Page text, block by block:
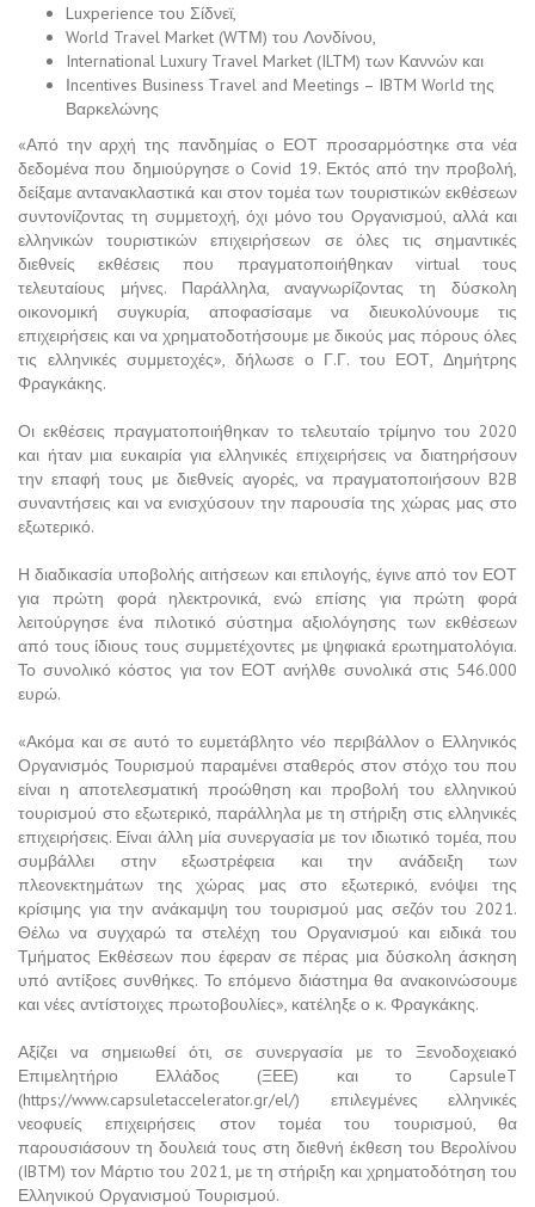
Luxperience του Σίδνεϊ,
World Travel Market (WΤΜ) του Λονδίνου,
International Luxury Travel Market (ILTM) των Καννών και
Ιncentives Βusiness Τravel and Μeetings – IBTM World της
Βαρκελώνης
«Από την αρχή της πανδημίας ο ΕΟΤ προσαρμόστηκε στα νέα
δεδομένα που δημιούργησε ο Covid 19. Εκτός από την προβολή,
δείξαμε αντανακλαστικά και στον τομέα των τουριστικών εκθέσεων
συντονίζοντας τη συμμετοχή, όχι μόνο του Οργανισμού, αλλά και
ελληνικών τουριστικών επιχειρήσεων σε όλες τις σημαντικές
διεθνείς εκθέσεις που πραγματοποιήθηκαν virtual τους
τελευταίους μήνες. Παράλληλα, αναγνωρίζοντας τη δύσκολη
οικονομική συγκυρία, αποφασίσαμε να διευκολύνουμε τις
επιχειρήσεις και να χρηματοδοτήσουμε με δικούς μας πόρους όλες
τις ελληνικές συμμετοχές», δήλωσε ο Γ.Γ. του ΕΟΤ, Δημήτρης
Φραγκάκης.
Οι εκθέσεις πραγματοποιήθηκαν το τελευταίο τρίμηνο του 2020
και ήταν μια ευκαιρία για ελληνικές επιχειρήσεις να διατηρήσουν
την επαφή τους με διεθνείς αγορές, να πραγματοποιήσουν B2B
συναντήσεις και να ενισχύσουν την παρουσία της χώρας μας στο
εξωτερικό.
Η διαδικασία υποβολής αιτήσεων και επιλογής, έγινε από τον ΕΟΤ
για πρώτη φορά ηλεκτρονικά, ενώ επίσης για πρώτη φορά
λειτούργησε ένα πιλοτικό σύστημα αξιολόγησης των εκθέσεων
από τους ίδιους τους συμμετέχοντες με ψηφιακά ερωτηματολόγια.
Το συνολικό κόστος για τον ΕΟΤ ανήλθε συνολικά στις 546.000
ευρώ.
«Ακόμα και σε αυτό το ευμετάβλητο νέο περιβάλλον ο Ελληνικός
Οργανισμός Τουρισμού παραμένει σταθερός στον στόχο του που
είναι η αποτελεσματική προώθηση και προβολή του ελληνικού
τουρισμού στο εξωτερικό, παράλληλα με τη στήριξη στις ελληνικές
επιχειρήσεις. Είναι άλλη μία συνεργασία με τον ιδιωτικό τομέα, που
συμβάλλει στην εξωστρέφεια και την ανάδειξη των
πλεονεκτημάτων της χώρας μας στο εξωτερικό, ενόψει της
κρίσιμης για την ανάκαμψη του τουρισμού μας σεζόν του 2021.
Θέλω να συγχαρώ τα στελέχη του Οργανισμού και ειδικά του
Τμήματος Εκθέσεων που έφεραν σε πέρας μια δύσκολη άσκηση
υπό αντίξοες συνθήκες. Το επόμενο διάστημα θα ανακοινώσουμε
και νέες αντίστοιχες πρωτοβουλίες», κατέληξε ο κ. Φραγκάκης.
Αξίζει να σημειωθεί ότι, σε συνεργασία με το Ξενοδοχειακό
Επιμελητήριο Ελλάδος (ΞΕΕ) και το CapsuleT
(https://www.capsuletaccelerator.gr/el/) επιλεγμένες ελληνικές
νεοφυείς επιχειρήσεις στον τομέα του τουρισμού, θα
παρουσιάσουν τη δουλειά τους στη διεθνή έκθεση του Βερολίνου
(IBTM) τον Μάρτιο του 2021, με τη στήριξη και χρηματοδότηση του
Ελληνικού Οργανισμού Τουρισμού.